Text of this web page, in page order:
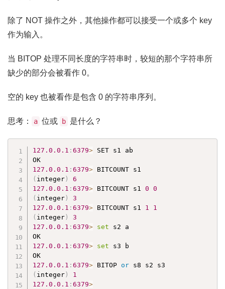
除了 NOT 操作之外，其他操作都可以接受一个或多个 key
作为输入。
当 BITOP 处理不同长度的字符串时，较短的那个字符串所
缺少的部分会被看作 0。
空的 key 也被看作是包含 0 的字符串序列。
思考： a 位或 b 是什么？
127.0 .0 .1 :6379> SET s1 ab
127.0 .0 .1 :6379>
( integer)
6
127.0 .0 .1 :6379> BITCOUNT s1 0
0
( integer)
3
127.0 .0 .1 :6379> BITCOUNT s1 1
1
( integer)
3
127.0 .0 .1 :6379> set s2 a
127.0 .0 .1 :6379> set s3 b
127.0 .0 .1 :6379> BITOP or
( integer)
1
127.0 .0 .1 :6379>